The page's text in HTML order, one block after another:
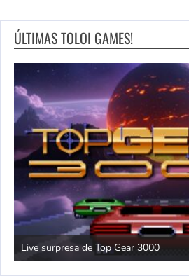
ÚLTIMAS TOLOI GAMES!
Live surpresa de Top Gear 3000